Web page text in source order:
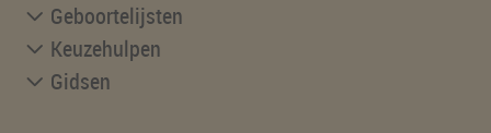
Geboortelijsten
Keuzehulpen
Gidsen